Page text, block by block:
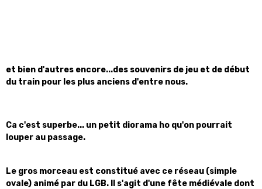
et bien d'autres encore...des souvenirs de jeu et de début
du train pour les plus anciens d'entre nous.
Ca c'est superbe... un petit diorama ho qu'on pourrait
louper au passage.
Le gros morceau est constitué avec ce réseau (simple
ovale) animé par du LGB. Il s'agit d'une fête médiévale dont